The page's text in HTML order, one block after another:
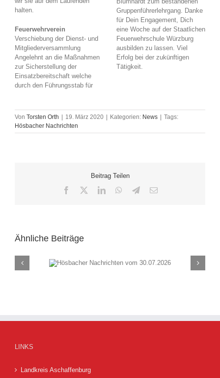
halten.
Feuerwehrverein
Verschiebung der Dienst- und
Mitgliederversammlung
Angelehnt an die Maßnahmen
zur Sicherstellung der
Einsatzbereitschaft welche
durch den Führungsstab für
Gruppenführerlehrgang. Danke
für Dein Engagement, Dich
eine Woche auf der Staatlichen
Feuerwehrschule Würzburg
ausbilden zu lassen. Viel
Erfolg bei der zukünftigen
Tätigkeit.
Von Torsten Orth | 19. März 2020 | Kategorien: News | Tags:
Hösbacher Nachrichten
Beitrag Teilen
Facebook LinkedInWhatsApp
Telegram
E-
Ähnliche Beiträge
vom
Hösbacher
LINKS
Landkreis Aschaffenburg